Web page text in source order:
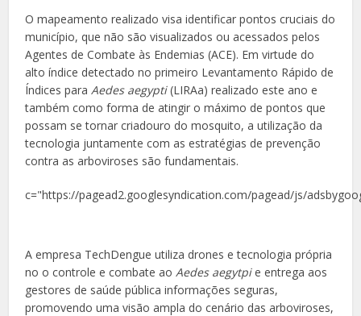
O mapeamento realizado visa identificar pontos cruciais do
município, que não são visualizados ou acessados pelos
Agentes de Combate às Endemias (ACE). Em virtude do
alto índice detectado no primeiro Levantamento Rápido de
Índices paraAedes aegypti(LIRAa) realizado este ano e
também como forma de atingir o máximo de pontos que
possam se tornar criadouro do mosquito, a utilização da
tecnologia juntamente com as estratégias de prevenção
contra as arboviroses são fundamentais.
c="https://pagead2.googlesyndication.com/pagead/js/
A empresa TechDengue utiliza drones e tecnologia própria
no o controle e combate aoAedes aegytpie entrega aos
gestores de saúde pública informações seguras,
promovendo uma visão ampla do cenário das arboviroses,